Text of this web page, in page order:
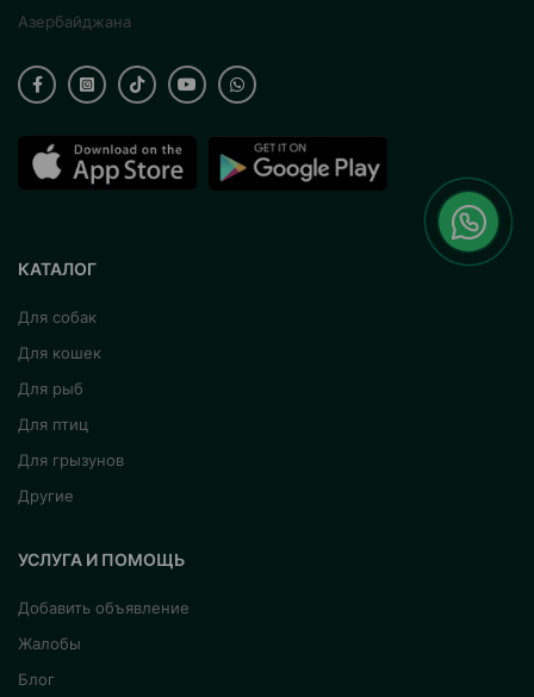
Азербайджана
КАТАЛОГ
Для собак
Для кошек
Для рыб
Для птиц
Для грызунов
Другие
УСЛУГА И ПОМОЩЬ
Добавить объявление
Жалобы
Блог